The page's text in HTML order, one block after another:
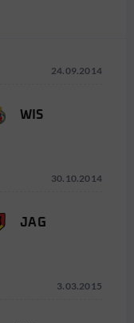
24.09.2014
WIS
30.10.2014
JAG
3.03.2015